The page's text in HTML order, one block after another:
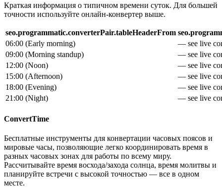
Краткая информация о типичном времени суток. Для большей
точности используйте онлайн-конвертер выше.
seo.programmatic.converterPair.tableHeaderFrom
06:00 (Early morning)
— see live
09:00 (Morning standup)
— see live
12:00 (Noon)
— see live
15:00 (Afternoon)
— see live
18:00 (Evening)
— see live
21:00 (Night) — see live
ConvertTime
Бесплатные инструменты для конвертации часовых поясов и
мировые часы, позволяющие легко координировать время в
разных часовых зонах для работы по всему миру.
Рассчитывайте время восхода/захода солнца, время молитвы и
планируйте встречи с высокой точностью — все в одном
месте.